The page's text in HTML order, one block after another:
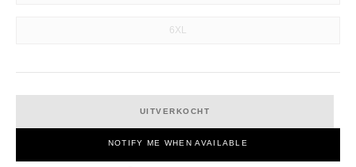
6XL
UITVERKOCHT
NOTIFY ME WHEN AVAILABLE